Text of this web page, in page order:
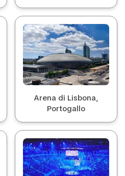
Arena di Lisbona,
Portogallo